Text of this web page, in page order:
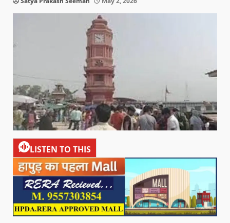
LISTEN TO THIS